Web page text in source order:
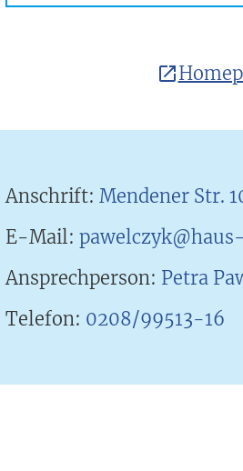
Anschrift: Mendener Str.
E-Mail:
Ansprechperson: Petra
Telefon: 0208/99513-16